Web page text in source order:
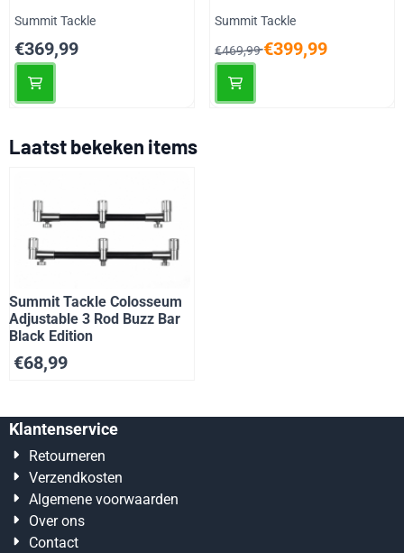
Merk:
Summit Tackle
Prijs: 369,99
€369,99
Merk:
Summit Tackle
Van 469,99 voor 399,99
€469,99€399,99
Laatst bekeken items
Summit Tackle Colosseum
Adjustable 3 Rod Buzz Bar
Black Edition
€68,99
Klantenservice
Retourneren
Verzendkosten
Algemene voorwaarden
Over ons
Contact